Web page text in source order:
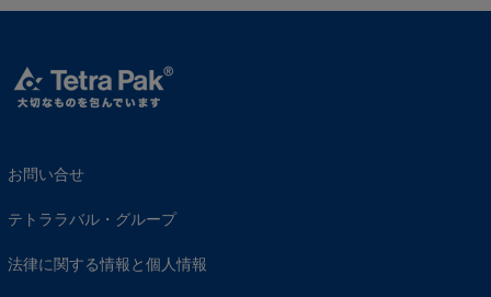
お問い合せ
テトララバル・グループ
法律に関する情報と個人情報